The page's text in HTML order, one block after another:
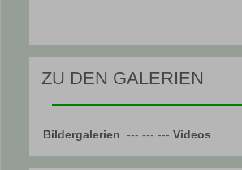
ZU DEN GALERIEN
Bildergalerien --- --- --- Videos